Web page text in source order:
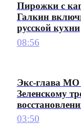
Пирожки с
Галкин
русской кухни
08:56
Экс-глава
Зеленскому
03:50